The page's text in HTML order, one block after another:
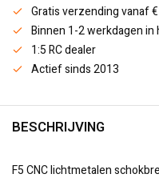
Gratis verzending vanaf
Binnen 1-2 werkdagen in
1:5 RC dealer
Actief sinds 2013
BESCHRIJVING
F5 CNC lichtmetalen